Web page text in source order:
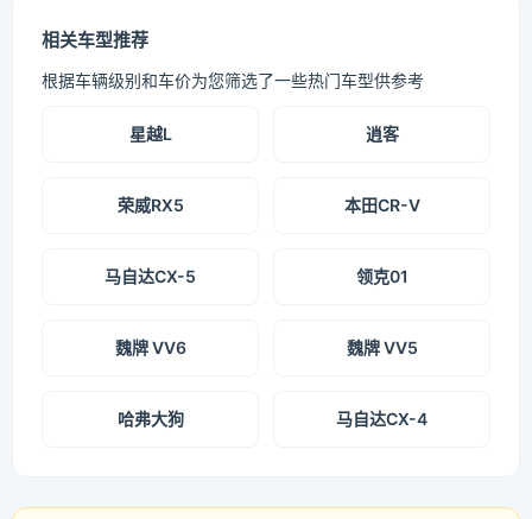
相关车型推荐
根据车辆级别和车价为您筛选了一些热门车型供参考
星越L 逍客
荣威RX5 本田CR-V
马自达CX-5 领克01
魏牌 VV6 魏牌 VV5
哈弗大狗 马自达CX-4